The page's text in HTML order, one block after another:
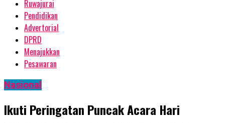
Ruwajurai
Pendidikan
Advertorial
DPRD
Menajukkan
Pesawaran
Nasional
Ikuti Peringatan Puncak Acara Hari